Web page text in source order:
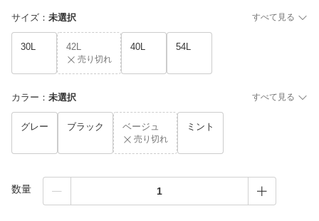
サイズ ： 未選択 すべて見る
30L 42L
売り切れ
40L 54L
カラー ： 未選択 すべて見る
グレー ブラック ベージュ
売り切れ
ミント
数量